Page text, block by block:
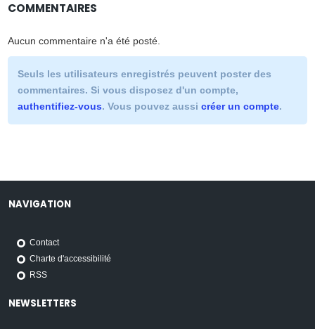
COMMENTAIRES
Aucun commentaire n'a été posté.
Seuls les utilisateurs enregistrés peuvent poster des
commentaires. Si vous disposez d'un compte,
authentifiez-vous. Vous pouvez aussicréer un compte.
NAVIGATION
Contact
Charte d'accessibilité
RSS
NEWSLETTERS